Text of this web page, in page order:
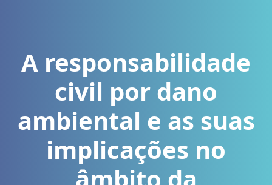
A responsabilidade
civil por dano
ambiental e as suas
implicações no